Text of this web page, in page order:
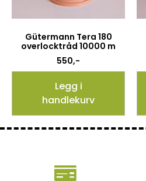
Gütermann Tera 180
overlocktråd 10000 m
550,-
Legg i
handlekurv